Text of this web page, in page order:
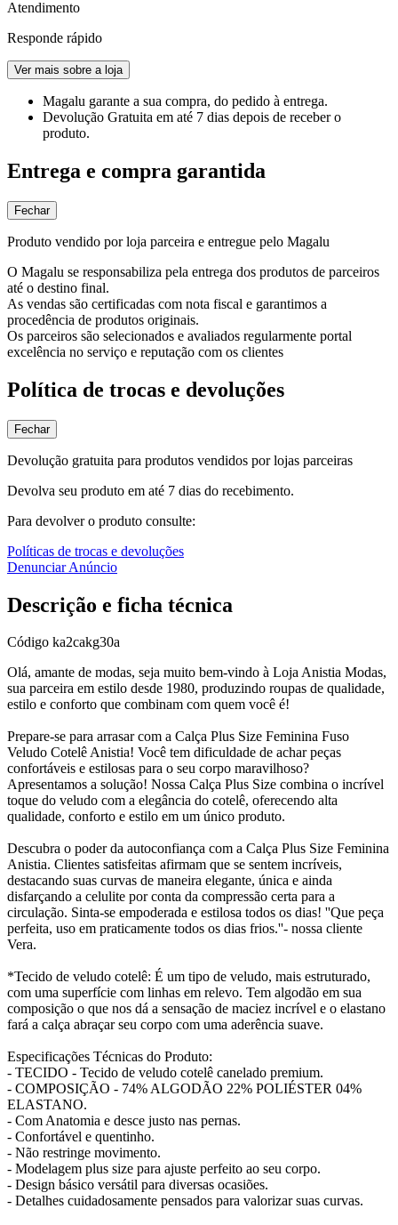
Atendimento
Responde rápido
Ver mais sobre a loja
Magalu garante a sua compra, do pedido à entrega.
Devolução Gratuita em até 7 dias depois de receber o
produto.
Entrega e compra garantida
Fechar
Produto vendido por loja parceira e entregue pelo Magalu
O Magalu se responsabiliza pela entrega dos produtos de parceiros
até o destino final.
As vendas são certificadas com nota fiscal e garantimos a
procedência de produtos originais.
Os parceiros são selecionados e avaliados regularmente portal
excelência no serviço e reputação com os clientes
Política de trocas e devoluções
Fechar
Devolução gratuita para produtos vendidos por lojas parceiras
Devolva seu produto em até 7 dias do recebimento.
Para devolver o produto consulte:
Políticas de trocas e devoluções
Denunciar Anúncio
Descrição e ficha técnica
Código ka2cakg30a
Olá, amante de modas, seja muito bem-vindo à Loja Anistia Modas,
sua parceira em estilo desde 1980, produzindo roupas de qualidade,
estilo e conforto que combinam com quem você é!
Prepare-se para arrasar com a Calça Plus Size Feminina Fuso
Veludo Cotelê Anistia! Você tem dificuldade de achar peças
confortáveis e estilosas para o seu corpo maravilhoso?
Apresentamos a solução! Nossa Calça Plus Size combina o incrível
toque do veludo com a elegância do cotelê, oferecendo alta
qualidade, conforto e estilo em um único produto.
Descubra o poder da autoconfiança com a Calça Plus Size Feminina
Anistia. Clientes satisfeitas afirmam que se sentem incríveis,
destacando suas curvas de maneira elegante, única e ainda
disfarçando a celulite por conta da compressão certa para a
circulação. Sinta-se empoderada e estilosa todos os dias! ''Que peça
perfeita, uso em praticamente todos os dias frios.''- nossa cliente
Vera.
*Tecido de veludo cotelê: É um tipo de veludo, mais estruturado,
com uma superfície com linhas em relevo. Tem algodão em sua
composição o que nos dá a sensação de maciez incrível e o elastano
fará a calça abraçar seu corpo com uma aderência suave.
Especificações Técnicas do Produto:
- TECIDO - Tecido de veludo cotelê canelado premium.
- COMPOSIÇÃO - 74% ALGODÃO 22% POLIÉSTER 04%
ELASTANO.
- Com Anatomia e desce justo nas pernas.
- Confortável e quentinho.
- Não restringe movimento.
- Modelagem plus size para ajuste perfeito ao seu corpo.
- Design básico versátil para diversas ocasiões.
- Detalhes cuidadosamente pensados para valorizar suas curvas.